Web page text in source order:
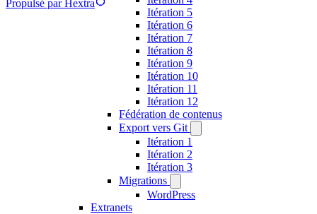
Itération 5
Itération 6
Itération 7
Itération 8
Itération 9
Itération 10
Itération 11
Itération 12
Fédération de contenus
Export vers Git
Itération 1
Itération 2
Itération 3
Migrations
WordPress
Extranets
Propulsé par Hextra